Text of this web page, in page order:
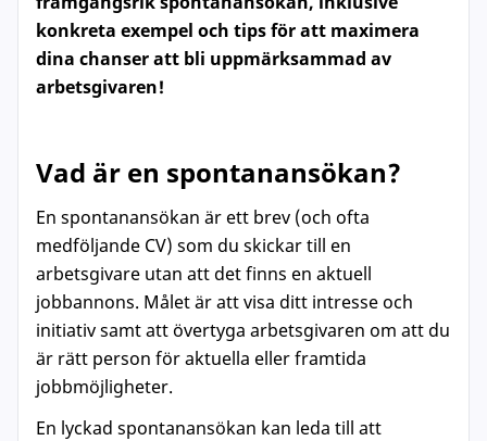
konkreta exempel och tips för att maximera
dina chanser att bli uppmärksammad av
arbetsgivaren!
Vad är en spontanansökan?
En spontanansökan är ett brev (och ofta
medföljande CV) som du skickar till en
arbetsgivare utan att det finns en aktuell
jobbannons. Målet är att visa ditt intresse och
initiativ samt att övertyga arbetsgivaren om att du
är rätt person för aktuella eller framtida
jobbmöjligheter.
En lyckad spontanansökan kan leda till att